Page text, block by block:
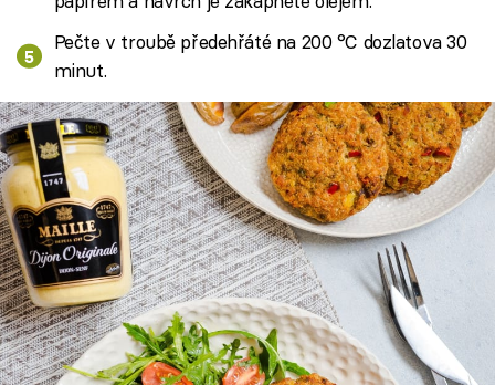
Pečte v troubě předehřáté na 200 °C dozlatova 30
minut.